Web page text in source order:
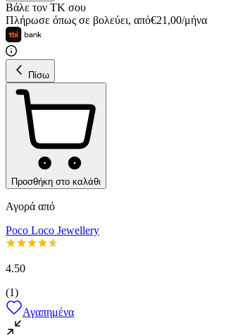
Βάλε τον ΤΚ σου
Πλήρωσε όπως σε βολεύει, από€21,00/μήνα
Πίσω
Προσθήκη στο καλάθι
Αγορά από
Poco Loco Jewellery
4.50
(1)
Αγαπημένα